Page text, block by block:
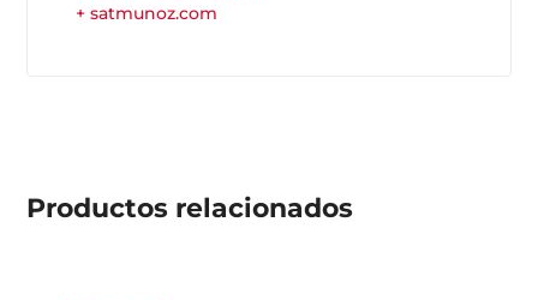
+ satmunoz.com
Productos relacionados